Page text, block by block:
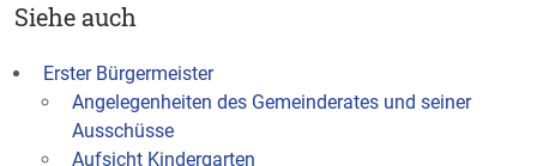
Siehe auch
Erster Bürgermeister
Angelegenheiten des Gemeinderates und seiner
Ausschüsse
Aufsicht Kindergarten